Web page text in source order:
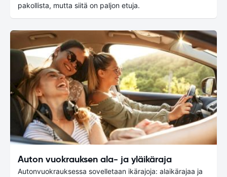
pakollista, mutta siitä on paljon etuja.
Auton vuokrauksen ala- ja yläikäraja
Autonvuokrauksessa sovelletaan ikärajoja: alaikärajaa ja